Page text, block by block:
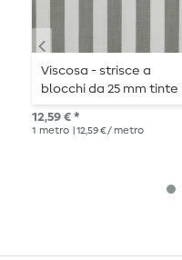
Viscosa - strisce a
blocchi da 25 mm tinte
in filo verde ecrù
12,59 € *
1 metro | 12,59 € / metro